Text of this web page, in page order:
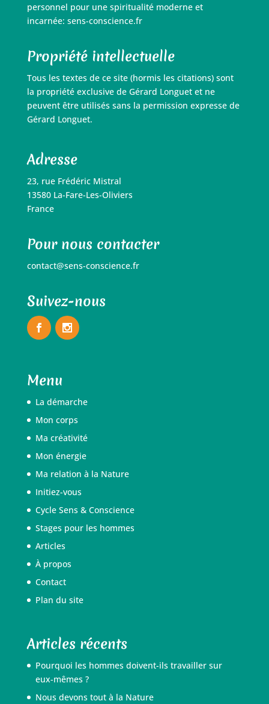
personnel pour une spiritualité moderne et
incarnée: sens-conscience.fr
Propriété intellectuelle
Tous les textes de ce site (hormis les citations) sont
la propriété exclusive de Gérard Longuet et ne
peuvent être utilisés sans la permission expresse de
Gérard Longuet.
Adresse
23, rue Frédéric Mistral
13580 La-Fare-Les-Oliviers
France
Pour nous contacter
contact@sens-conscience.fr
Suivez-nous
Menu
La démarche
Mon corps
Ma créativité
Mon énergie
Ma relation à la Nature
Initiez-vous
Cycle Sens & Conscience
Stages pour les hommes
Articles
À propos
Contact
Plan du site
Articles récents
Pourquoi les hommes doivent-ils travailler sur
eux-mêmes ?
Nous devons tout à la Nature